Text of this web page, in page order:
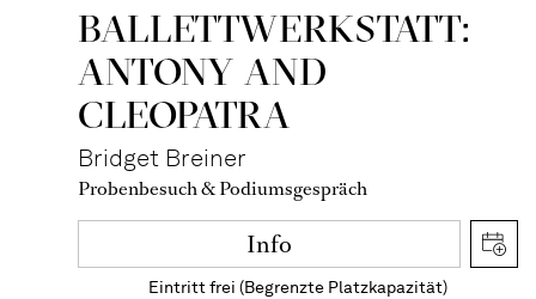
BALLETT­WERKSTATT:
ANTONY AND
CLEOPATRA
Bridget Breiner
Probenbesuch & Podiumsgespräch
Info
Eintritt frei (Begrenzte Platzkapazität)